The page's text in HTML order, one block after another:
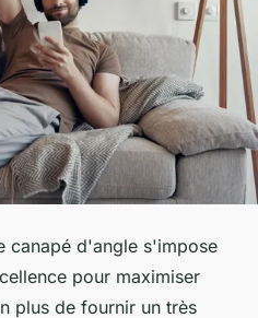
canapé d'angle s'impose
pour maximiser
plus de fournir un très